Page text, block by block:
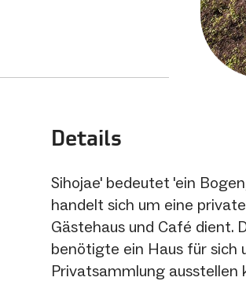
Details
Sihojae' bedeutet 'ein
handelt sich um eine
Gästehaus und Café dient.
benötigte ein Haus für sich
Privatsammlung ausstellen